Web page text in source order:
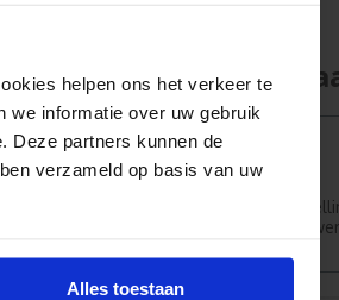
helpen ons het verkeer te
we informatie over uw gebruik
Deze partners kunnen de
verzameld op basis van uw
Alles toestaan
31-07-2026
De
met de